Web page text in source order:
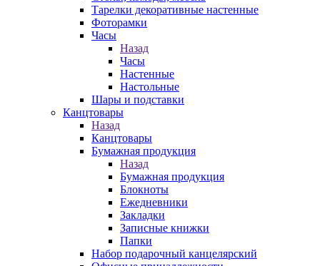
Тарелки декоративные настенные
Фоторамки
Часы
Назад
Часы
Настенные
Настольные
Шары и подставки
Канцтовары
Назад
Канцтовары
Бумажная продукция
Назад
Бумажная продукция
Блокноты
Ежедневники
Закладки
Записные книжки
Папки
Набор подарочный канцелярский